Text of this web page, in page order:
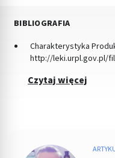
BIBLIOGRAFIA
Charakterystyka
http://leki.urpl.gov.pl/
Czytaj więcej